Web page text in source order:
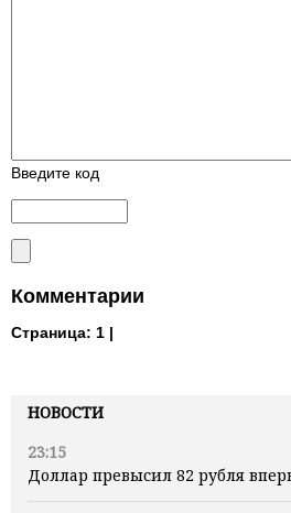
НОВОСТИ
23:15
Доллар превысил 82 рубля
Введите код
Комментарии
Страница: 1 |